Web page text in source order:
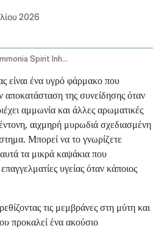
2026
Aromatic Ammonia Spirit Inhalation Route
είναι ένα υγρό φάρμακο που
αποκατάσταση της συνείδησης όταν
αμμωνία και άλλες αρωματικές
αιχμηρή μυρωδιά σχεδιασμένη
Μπορεί να το γνωρίζετε
τα μικρά καψάκια που
υγείας όταν κάποιος
τις μεμβράνες στη μύτη και
προκαλεί ένα ακούσιο